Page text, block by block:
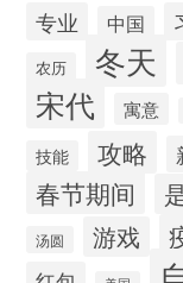
专业 中国
农历 冬天
宋代 寓意
技能 攻略
春节期间
汤圆 游戏